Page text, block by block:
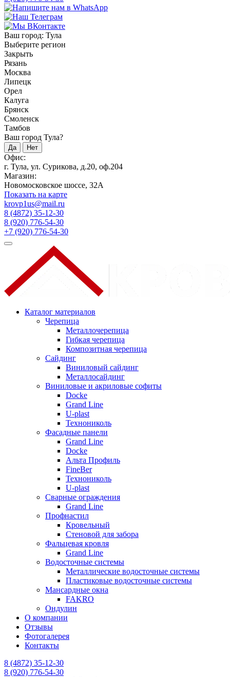
Ваш город: Тула
Выберите регион
Закрыть
Рязань
Москва
Липецк
Орел
Калуга
Брянск
Смоленск
Тамбов
Ваш город Тула?
Да Нет
Офис:
г. Тула, ул. Сурикова, д.20, оф.204
Магазин:
Новомосковское шоссе, 32А
Показать на карте
krovp1us@mail.ru
8 (4872) 35-12-30
8 (920) 776-54-30
+7 (920) 776-54-30
Каталог материалов
Черепица
Металлочерепица
Гибкая черепица
Композитная черепица
Сайдинг
Виниловый сайдинг
Металлосайдинг
Виниловые и акриловые софиты
Docke
Grand Line
U-plast
Технониколь
Фасадные панели
Grand Line
Docke
Альта Профиль
FineBer
Технониколь
U-plast
Сварные ограждения
Grand Line
Профнастил
Кровельный
Стеновой для забора
Фальцевая кровля
Grand Line
Водосточные системы
Металлические водосточные системы
Пластиковые водосточные системы
Мансардные окна
FAKRO
Ондулин
О компании
Отзывы
Фотогалерея
Контакты
8 (4872) 35-12-30
8 (920) 776-54-30